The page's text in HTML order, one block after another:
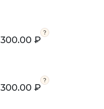
300.00 ₽
300.00 ₽